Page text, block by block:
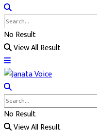
No Result
View All Result
No Result
View All Result